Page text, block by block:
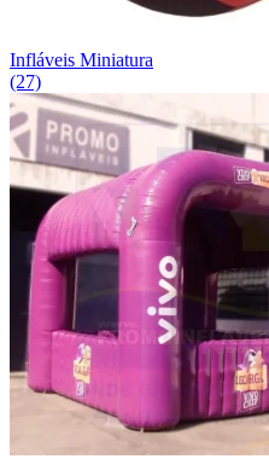
Infláveis Miniatura
(27)